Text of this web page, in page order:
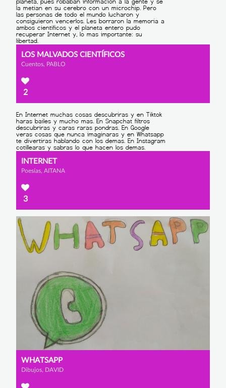
LOS MALVADOS CIENTÍFICOS
Cuentos, PABLO
2
INTERNET
Poesías, AITANA
3
WHATSAPP
Dibujos, DAVID